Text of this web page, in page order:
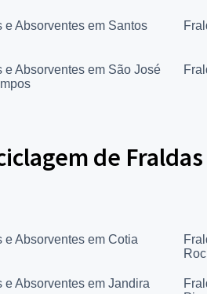
e Absorventes em Santos
e Absorventes em São José
de
e Absorventes em Cotia
e Absorventes em Jandira